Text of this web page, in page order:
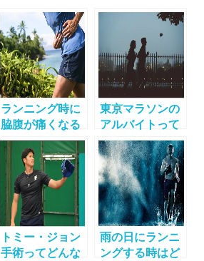
ランニング時に
脇腹が痛くなる
理由って？その
原因と対処法に
ついて
東京マラソンの
アルバイトって
いくらもらえる
の？気になる時
給・内容・勤務
時間は？
トミー・ジョン
手術ってどんな
雨の日にランニ
ングする時はど